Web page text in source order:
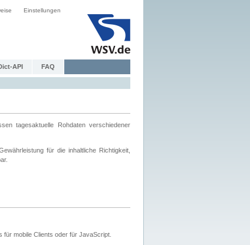
Einstellungen
API FAQ
tagesaktuelle Rohdaten verschiedener
für die inhaltliche Richtigkeit,
mobile Clients oder für JavaScript.